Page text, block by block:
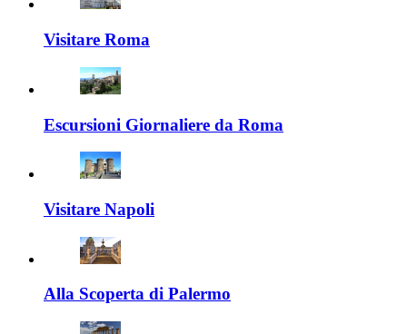
Visitare Roma
Escursioni Giornaliere da Roma
Visitare Napoli
Alla Scoperta di Palermo